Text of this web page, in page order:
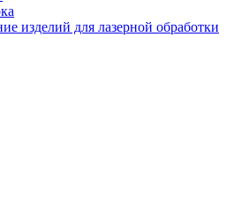
изделий для лазерной обработки